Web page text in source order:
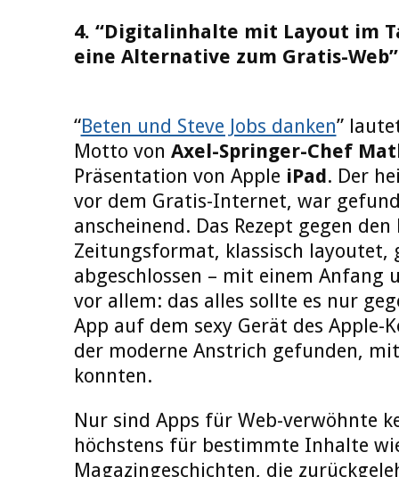
4. “Digitalinhalte mit Layout im
eine Alternative zum Gratis-Web”
“Beten und Steve Jobs danken”
Motto von Axel-Springer-Chef
Präsentation von Apple iPad. Der
vor dem Gratis-Internet, war
anscheinend. Das Rezept gegen
Zeitungsformat, klassisch layoutet,
abgeschlossen – mit einem Anfang
vor allem: das alles sollte es nur
App auf dem sexy Gerät des Apple-
der moderne Anstrich gefunden,
konnten.
Nur sind Apps für Web-verwöhnte
höchstens für bestimmte Inhalte
Magazingeschichten, die